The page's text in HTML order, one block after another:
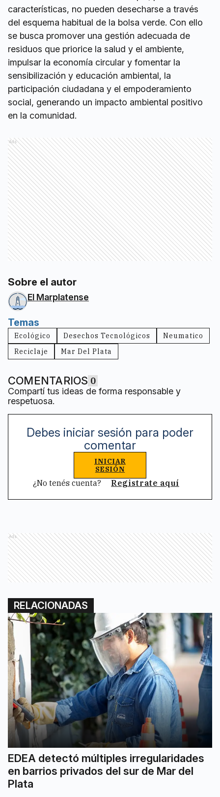
características, no pueden desecharse a través
del esquema habitual de la bolsa verde. Con ello
se busca promover una gestión adecuada de
residuos que priorice la salud y el ambiente,
impulsar la economía circular y fomentar la
sensibilización y educación ambiental, la
participación ciudadana y el empoderamiento
social, generando un impacto ambiental positivo
en la comunidad.
Ads
Sobre el autor
El Marplatense
Temas
Ecológico Desechos Tecnológicos
Neumatico
Reciclaje
Mar Del Plata
COMENTARIOS 0
Compartí tus ideas de forma responsable y
respetuosa.
Debes iniciar sesión para poder
comentar
INICIAR
SESIÓN
¿No tenés cuenta? Registrate aquí
Ads
RELACIONADAS
EDEA detectó múltiples irregularidades
en barrios privados del sur de Mar del
Plata